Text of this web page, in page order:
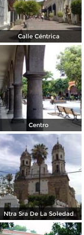
Calle Céntrica
Centro
Ntra Sra De La Soledad